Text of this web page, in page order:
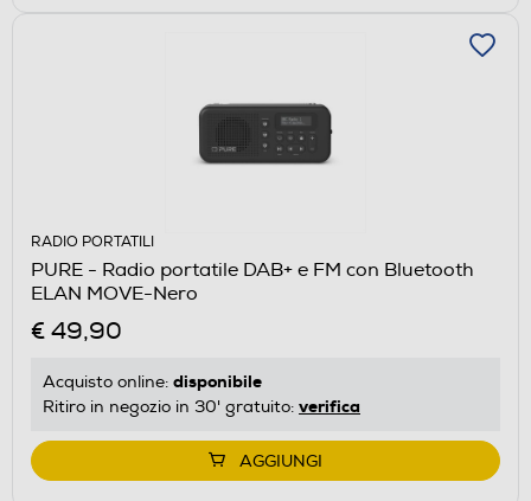
RADIO PORTATILI
PURE - Radio portatile DAB+ e FM con Bluetooth
ELAN MOVE-Nero
€ 49,90
Acquisto online: disponibile
Ritiro in negozio in 30' gratuito: verifica
AGGIUNGI